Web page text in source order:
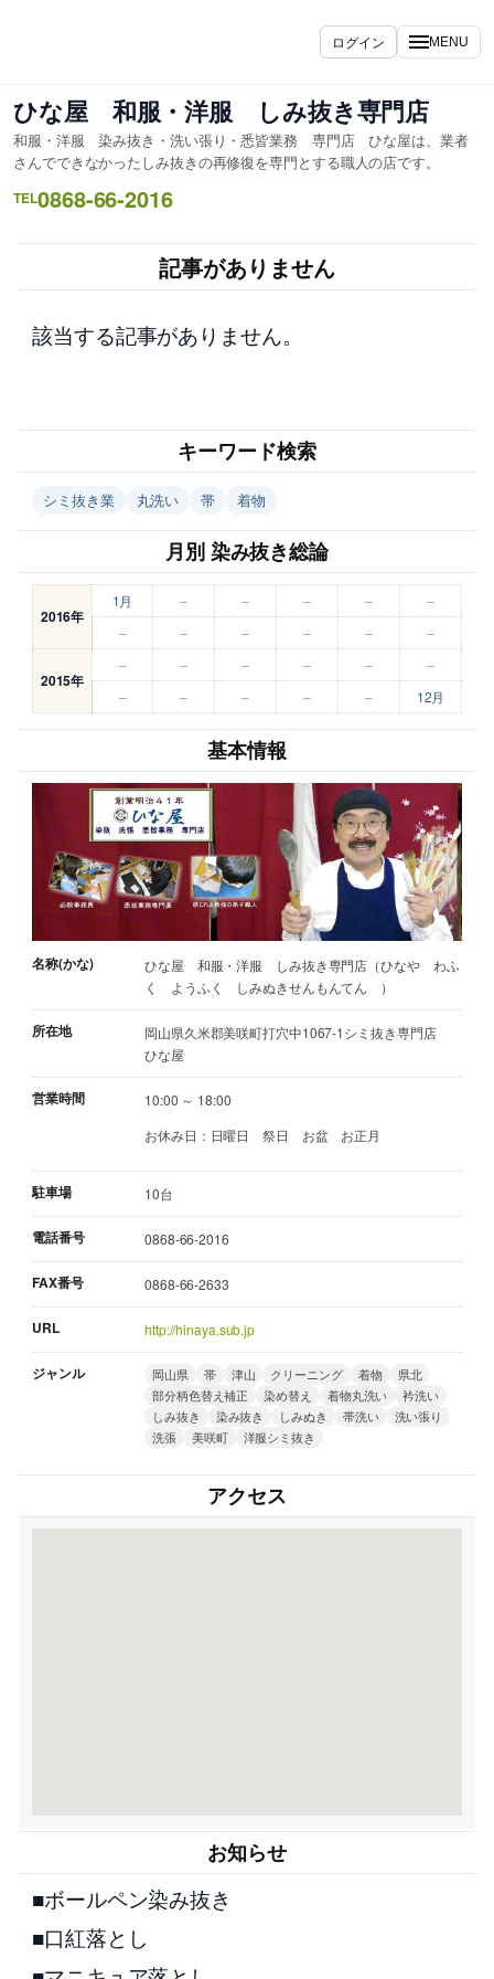
キ
ッ
プ
ログイン MENU
ひな屋 和服・洋服 しみ抜き専門店
和服・洋服 染み抜き・洗い張り・悉皆業務 専門店 ひな屋は、業者
さんでできなかったしみ抜きの再修復を専門とする職人の店です。
TEL0868-66-2016
記事がありません
該当する記事がありません。
キーワード検索
シミ抜き業 丸洗い 帯 着物
月別 染み抜き総論
2016年
1月 – – – –
–
–
– – – – –
2015年
– – – – –
–
–
– – – – 12月
基本情報
名称(かな)
ひな屋 和服・洋服 しみ抜き専門店（ひなや わふ
く ようふく しみぬきせんもんてん ）
所在地
岡山県久米郡美咲町打穴中1067-1シミ抜き専門店
ひな屋
営業時間
10:00 ～ 18:00
お休み日：日曜日 祭日 お盆 お正月
駐車場 10台
電話番号 0868-66-2016
FAX番号 0868-66-2633
URL http://hinaya.sub.jp
ジャンル 岡山県 帯 津山 クリーニング 着物
県北
部分柄色替え補正
染め替え 着物丸洗い
衿洗い
しみ抜き
染み抜き しみぬき 帯洗い
洗い張り
洗張
美咲町 洋服シミ抜き
アクセス
お知らせ
■ボールペン染み抜き
■口紅落とし